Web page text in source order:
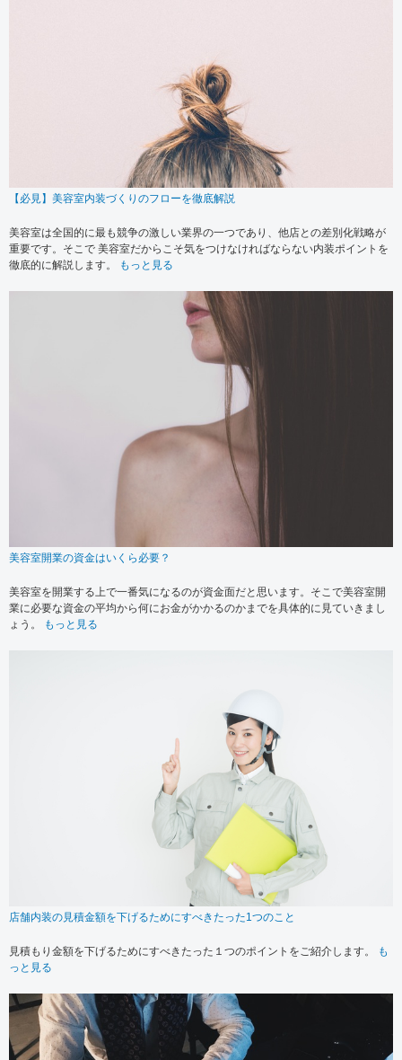
【必見】美容室内装づくりのフローを徹底解説
美容室は全国的に最も競争の激しい業界の一つであり、他店との差別化戦略が
重要です。そこで 美容室だからこそ気をつけなければならない内装ポイントを
徹底的に解説します。
もっと見る
美容室開業の資金はいくら必要？
美容室を開業する上で一番気になるのが資金面だと思います。そこで美容室開
業に必要な資金の平均から何にお金がかかるのかまでを具体的に見ていきまし
ょう。
もっと見る
店舗内装の見積金額を下げるためにすべきたった1つのこと
見積もり金額を下げるためにすべきたった１つのポイントをご紹介します。
も
っと見る